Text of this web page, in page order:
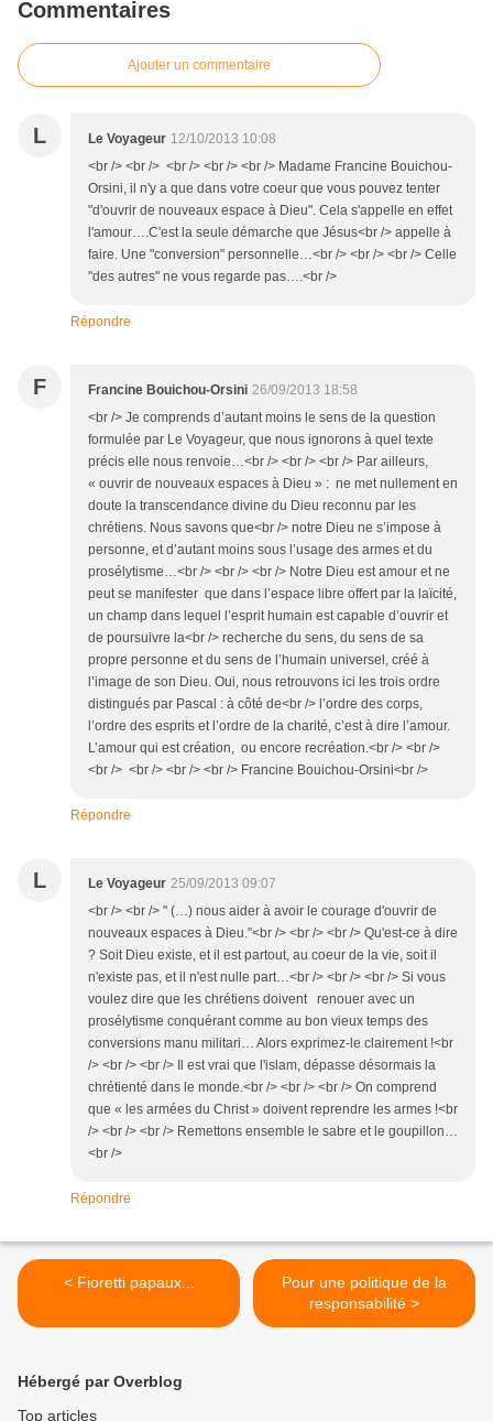
Commentaires
Ajouter un commentaire
L Le Voyageur 12/10/2013 10:08
<br /> <br /> <br /> <br /> <br /> Madame Francine Bouichou-
Orsini, il n'y a que dans votre coeur que vous pouvez tenter
"d'ouvrir de nouveaux espace à Dieu". Cela s'appelle en effet
l'amour….C'est la seule démarche que Jésus<br /> appelle à
faire. Une "conversion" personnelle…<br /> <br /> <br /> Celle
"des autres" ne vous regarde pas….<br />
Répondre
F Francine Bouichou-Orsini 26/09/2013 18:58
<br /> Je comprends d’autant moins le sens de la question
formulée par Le Voyageur, que nous ignorons à quel texte
précis elle nous renvoie…<br /> <br /> <br /> Par ailleurs,
« ouvrir de nouveaux espaces à Dieu » : ne met nullement en
doute la transcendance divine du Dieu reconnu par les
chrétiens. Nous savons que<br /> notre Dieu ne s’impose à
personne, et d’autant moins sous l’usage des armes et du
prosélytisme…<br /> <br /> <br /> Notre Dieu est amour et ne
peut se manifester que dans l’espace libre offert par la laïcité,
un champ dans lequel l’esprit humain est capable d’ouvrir et
de poursuivre la<br /> recherche du sens, du sens de sa
propre personne et du sens de l’humain universel, créé à
l’image de son Dieu. Oui, nous retrouvons ici les trois ordre
distingués par Pascal : à côté de<br /> l’ordre des corps,
l’ordre des esprits et l’ordre de la charité, c’est à dire l’amour.
L’amour qui est création, ou encore recréation.<br /> <br />
<br /> <br /> <br /> <br /> Francine Bouichou-Orsini<br />
Répondre
L Le Voyageur 25/09/2013 09:07
<br /> <br /> " (…) nous aider à avoir le courage d'ouvrir de
nouveaux espaces à Dieu."<br /> <br /> <br /> Qu'est-ce à dire
? Soit Dieu existe, et il est partout, au coeur de la vie, soit il
n'existe pas, et il n'est nulle part…<br /> <br /> <br /> Si vous
voulez dire que les chrétiens doivent renouer avec un
prosélytisme conquérant comme au bon vieux temps des
conversions manu militari… Alors exprimez-le clairement !<br
/> <br /> <br /> Il est vrai que l'islam, dépasse désormais la
chrétienté dans le monde.<br /> <br /> <br /> On comprend
que « les armées du Christ » doivent reprendre les armes !<br
/> <br /> <br /> Remettons ensemble le sabre et le goupillon…
<br />
Répondre
< Fioretti papaux...
Pour une politique de la
responsabilité >
Hébergé par Overblog
Top articles